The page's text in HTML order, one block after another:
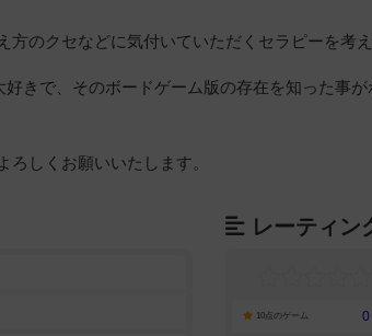
のクセなどに気付いていただくセラピーを考え
きで、そのボードゲーム版の存在を知った事
ろしくお願いいたします。
レーティン
10点のゲーム 0